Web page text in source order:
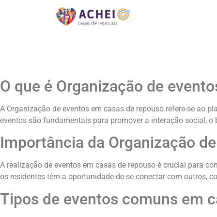
O que é Organização de
A Organização de eventos em casas de repouso refere-se ao
eventos são fundamentais para promover a interação social,
Importância da Organização
A realização de eventos em casas de repouso é crucial para
os residentes têm a oportunidade de se conectar com outros,
Tipos de eventos comuns em